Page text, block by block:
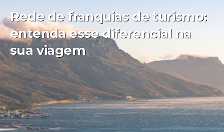
Rede de franquias de turismo:
entenda esse diferencial na
sua viagem